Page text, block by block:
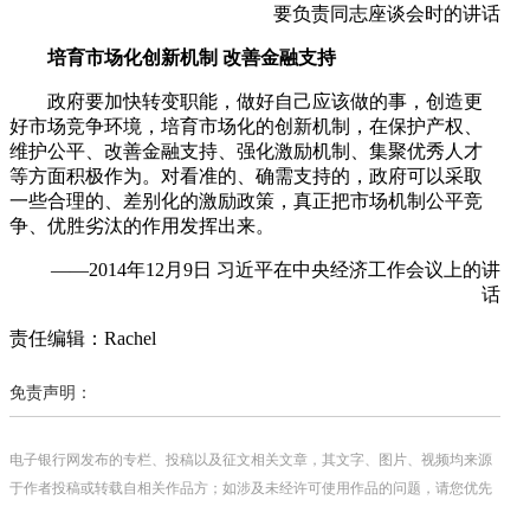
要负责同志座谈会时的讲话
培育市场化创新机制 改善金融支持
政府要加快转变职能，做好自己应该做的事，创造更
好市场竞争环境，培育市场化的创新机制，在保护产权、
维护公平、改善金融支持、强化激励机制、集聚优秀人才
等方面积极作为。对看准的、确需支持的，政府可以采取
一些合理的、差别化的激励政策，真正把市场机制公平竞
争、优胜劣汰的作用发挥出来。
——2014年12月9日 习近平在中央经济工作会议上的讲
话
责任编辑：Rachel
免责声明：
电子银行网发布的专栏、投稿以及征文相关文章，其文字、图片、视频均来源
于作者投稿或转载自相关作品方；如涉及未经许可使用作品的问题，请您优先